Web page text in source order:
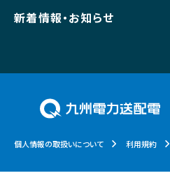
新着情報・お知らせ
個人情報の取扱いについて 利用規約